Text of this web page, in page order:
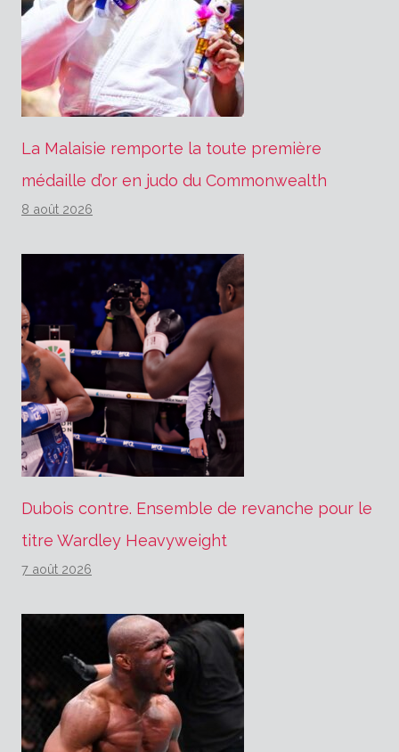
La Malaisie remporte la toute première
médaille d’or en judo du Commonwealth
8 août 2026
Dubois contre. Ensemble de revanche pour le
titre Wardley Heavyweight
7 août 2026